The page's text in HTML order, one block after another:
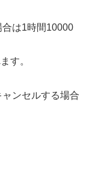
は1時間10000
す。
ンセルする場合